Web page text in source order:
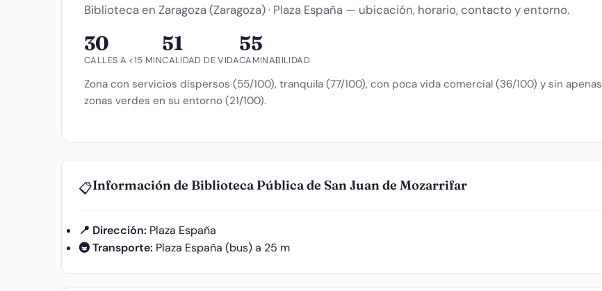
Biblioteca en Zaragoza (Zaragoza) · Plaza España — ubicación, horario, contacto y entorno.
30
CALLES A <15 MIN
51
CALIDAD DE VIDA
55
CAMINABILIDAD
Zona con servicios dispersos (55/100), tranquila (77/100), con poca vida comercial (36/100) y sin apenas
zonas verdes en su entorno (21/100).
📋Información de Biblioteca Pública de San Juan de Mozarrifar
📍 Dirección: Plaza España
🚇 Transporte: Plaza España (bus) a 25 m